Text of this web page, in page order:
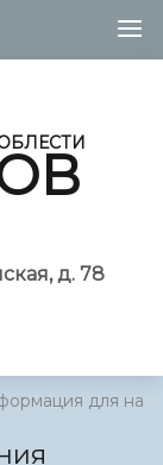
д. 78
для